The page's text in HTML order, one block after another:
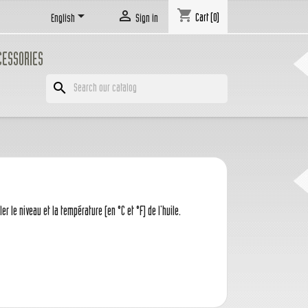
English  Sign in shopping_cart Cart (0)
search
le niveau et la température (en °C et °F) de l'huile.